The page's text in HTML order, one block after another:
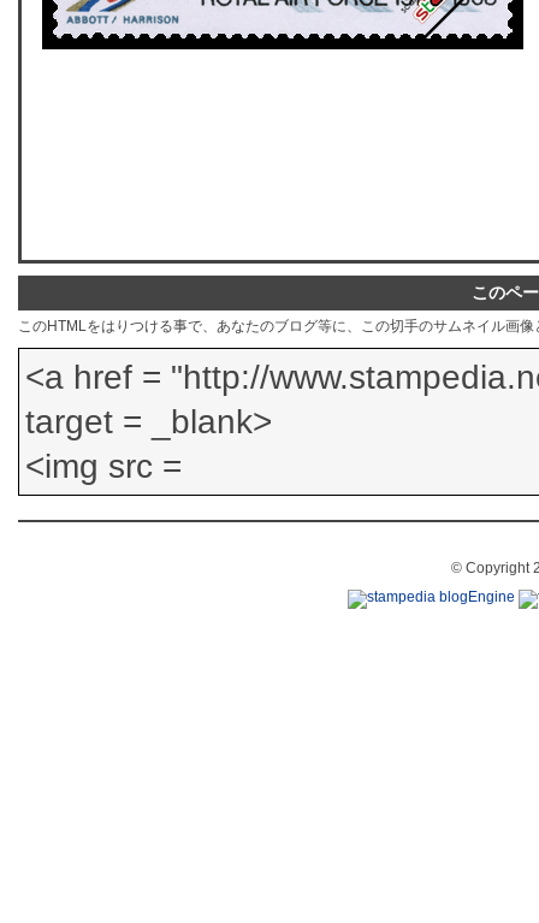
このペ
このHTMLをはりつける事で、あなたのブログ等に、この切手のサムネイル画
© Copyright